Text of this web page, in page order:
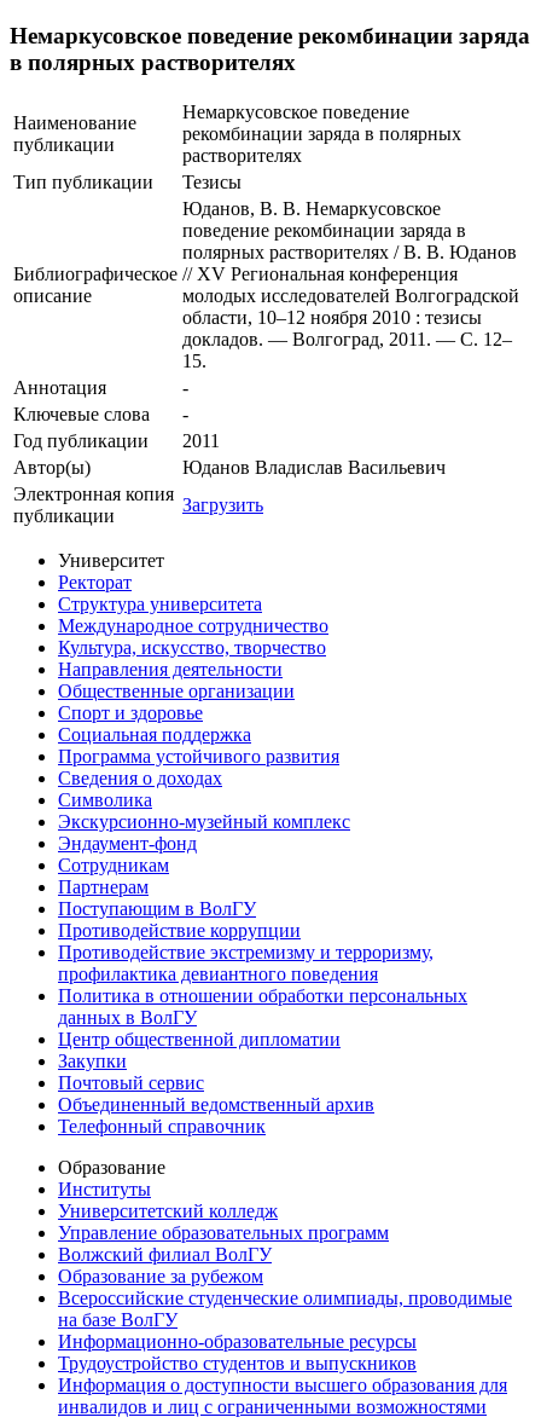
Немаркусовское поведение рекомбинации заряда
в полярных растворителях
Наименование
публикации
Немаркусовское поведение
рекомбинации заряда в полярных
растворителях
Тип публикации
Тезисы
Библиографическое
описание
Юданов, В. В. Немаркусовское
поведение рекомбинации заряда в
полярных растворителях / В. В. Юданов
// XV Региональная конференция
молодых исследователей Волгоградской
области, 10–12 ноября 2010 : тезисы
докладов. — Волгоград, 2011. — С. 12–
15.
Аннотация
-
Ключевые cлова
-
Год публикации
2011
Автор(ы)
Юданов Владислав Васильевич
Электронная копия
публикации
Загрузить
Университет
Ректорат
Структура университета
Международное сотрудничество
Культура, искусство, творчество
Направления деятельности
Общественные организации
Спорт и здоровье
Социальная поддержка
Программа устойчивого развития
Сведения о доходах
Символика
Экскурсионно-музейный комплекс
Эндаумент-фонд
Сотрудникам
Партнерам
Поступающим в ВолГУ
Противодействие коррупции
Противодействие экстремизму и терроризму,
профилактика девиантного поведения
Политика в отношении обработки персональных
данных в ВолГУ
Центр общественной дипломатии
Закупки
Почтовый сервис
Объединенный ведомственный архив
Телефонный справочник
Образование
Институты
Университетский колледж
Управление образовательных программ
Волжский филиал ВолГУ
Образование за рубежом
Всероссийские студенческие олимпиады, проводимые
на базе ВолГУ
Информационно-образовательные ресурсы
Трудоустройство студентов и выпускников
Информация о доступности высшего образования для
инвалидов и лиц с ограниченными возможностями